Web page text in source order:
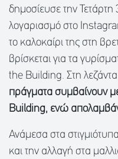
δημοσίευσε την
λογαριασμό στο
το καλοκαίρι της στη
βρίσκεται για τα
the Building. Στη
πράγματα συμβαίνουν
Building, ενώ
Ανάμεσα στα
και την αλλαγή στα